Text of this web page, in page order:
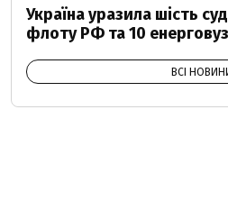
Україна уразила шість
флоту РФ та 10
ВСІ